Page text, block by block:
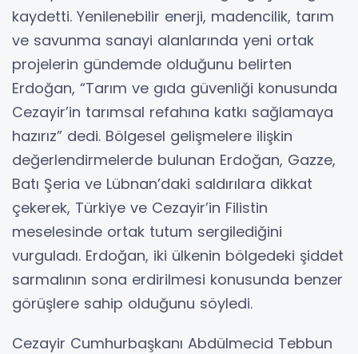
kaydetti. Yenilenebilir enerji, madencilik, tarım
ve savunma sanayi alanlarında yeni ortak
projelerin gündemde olduğunu belirten
Erdoğan, “Tarım ve gıda güvenliği konusunda
Cezayir’in tarımsal refahına katkı sağlamaya
hazırız” dedi. Bölgesel gelişmelere ilişkin
değerlendirmelerde bulunan Erdoğan, Gazze,
Batı Şeria ve Lübnan’daki saldırılara dikkat
çekerek, Türkiye ve Cezayir’in Filistin
meselesinde ortak tutum sergilediğini
vurguladı. Erdoğan, iki ülkenin bölgedeki şiddet
sarmalının sona erdirilmesi konusunda benzer
görüşlere sahip olduğunu söyledi.
Cezayir Cumhurbaşkanı Abdülmecid Tebbun